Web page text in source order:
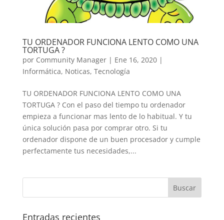
TU ORDENADOR FUNCIONA LENTO COMO UNA
TORTUGA ?
por Community Manager| Ene 16, 2020|
Informática, Noticas, Tecnología
TU ORDENADOR FUNCIONA LENTO COMO UNA
TORTUGA ? Con el paso del tiempo tu ordenador
empieza a funcionar mas lento de lo habitual. Y tu
única solución pasa por comprar otro. Si tu
ordenador dispone de un buen procesador y cumple
perfectamente tus necesidades,...
Entradas recientes